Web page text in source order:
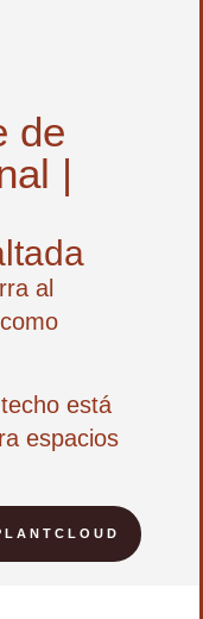
de
|
al
techo está
espacios